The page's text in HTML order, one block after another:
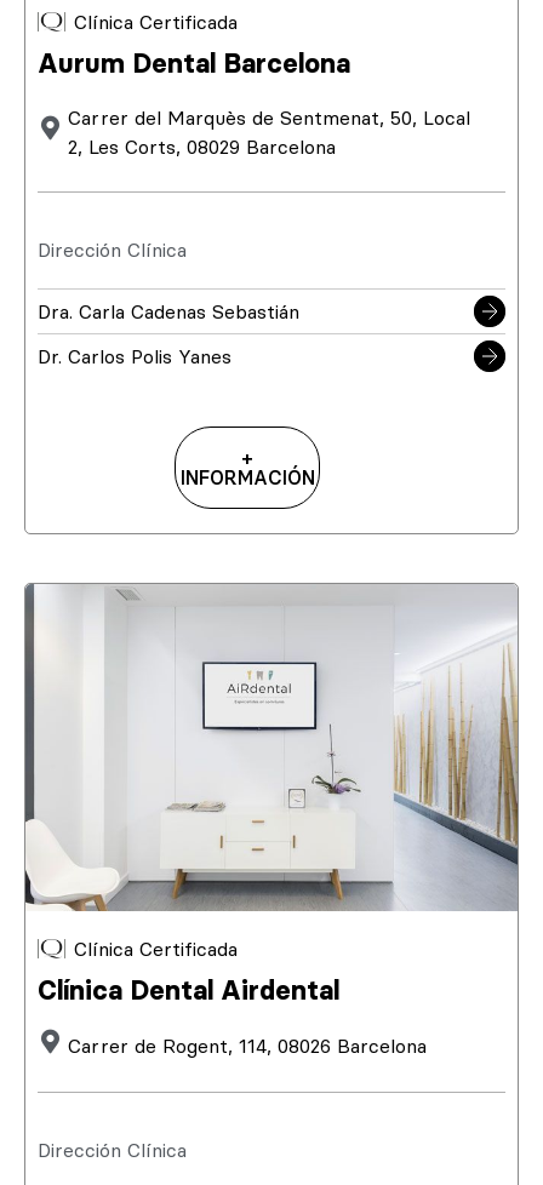
Clínica Certificada
Aurum Dental Barcelona
Carrer del Marquès de Sentmenat, 50, Local
2, Les Corts, 08029 Barcelona
Dirección Clínica
Dra. Carla Cadenas Sebastián
Dr. Carlos Polis Yanes
+
INFORMACIÓN
Clínica Certificada
Clínica Dental Airdental
Carrer de Rogent, 114, 08026 Barcelona
Dirección Clínica